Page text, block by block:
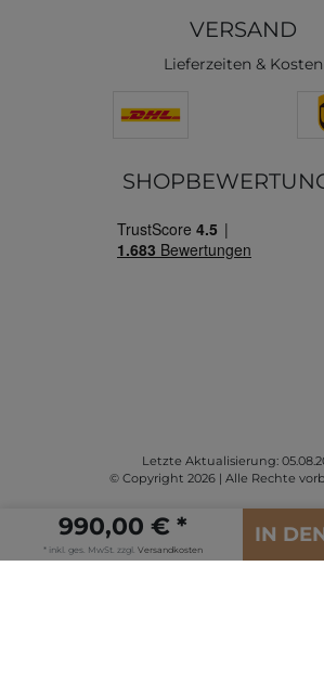
990,00 € *
* inkl. ges. MwSt. zzgl. Versandkosten
IN
VERSAND
Lieferzeiten & Kosten
Letzte Aktualisierung:
© Copyright 2026 | Alle Rechte